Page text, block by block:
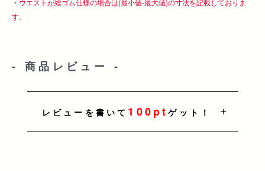
す。
- 商品レビュー -
レビューを書いて 100ptゲット！